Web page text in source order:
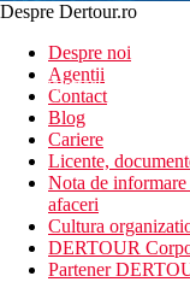
newsletter!
Despre Dertour.ro
Despre noi
Agentii
Contact
Blog
Cariere
Licente,
Nota de
afaceri
Cultura
DERTOUR
Partener